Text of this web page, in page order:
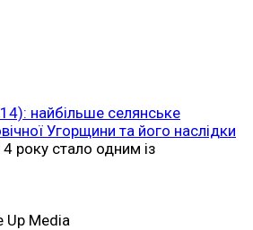
найбільше селянське
Угорщини та його наслідки
року стало одним із
Up Media